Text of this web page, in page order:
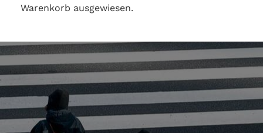
Warenkorb ausgewiesen.